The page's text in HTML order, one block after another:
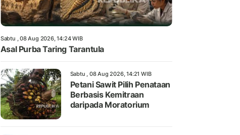
Sabtu , 08 Aug 2026, 14:24 WIB
Asal Purba Taring Tarantula
Sabtu , 08 Aug 2026, 14:21 WIB
Petani Sawit Pilih Penataan
Berbasis Kemitraan
daripada Moratorium